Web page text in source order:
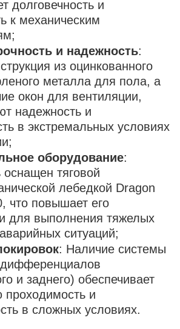
долговечность и
к механическим
и надежность:
из оцинкованного
металла для пола, а
окон для вентиляции,
надежность и
в экстремальных условиях
оборудование:
тяговой
лебедкой Dragon
что повышает его
для выполнения тяжелых
ситуаций;
: Наличие системы
дифференциалов
и заднего) обеспечивает
и
в сложных условиях.